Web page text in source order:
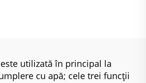
utilizată în principal la
cu apă; cele trei funcții